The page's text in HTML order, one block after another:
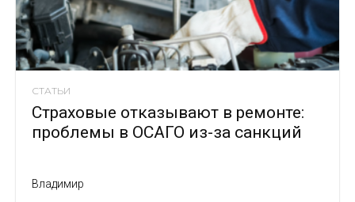
СТАТЬИ
Страховые отказывают в ремонте:
проблемы в ОСАГО из-за санкций
Владимир